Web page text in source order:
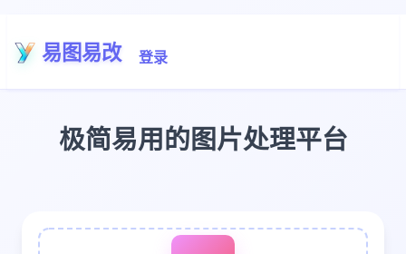
易图易改 登录
极简易用的图片处理平台